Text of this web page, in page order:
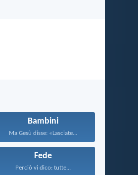
Bambini
Ma Gesù disse: «Lasciate...
Fede
Perciò vi dico: tutte...